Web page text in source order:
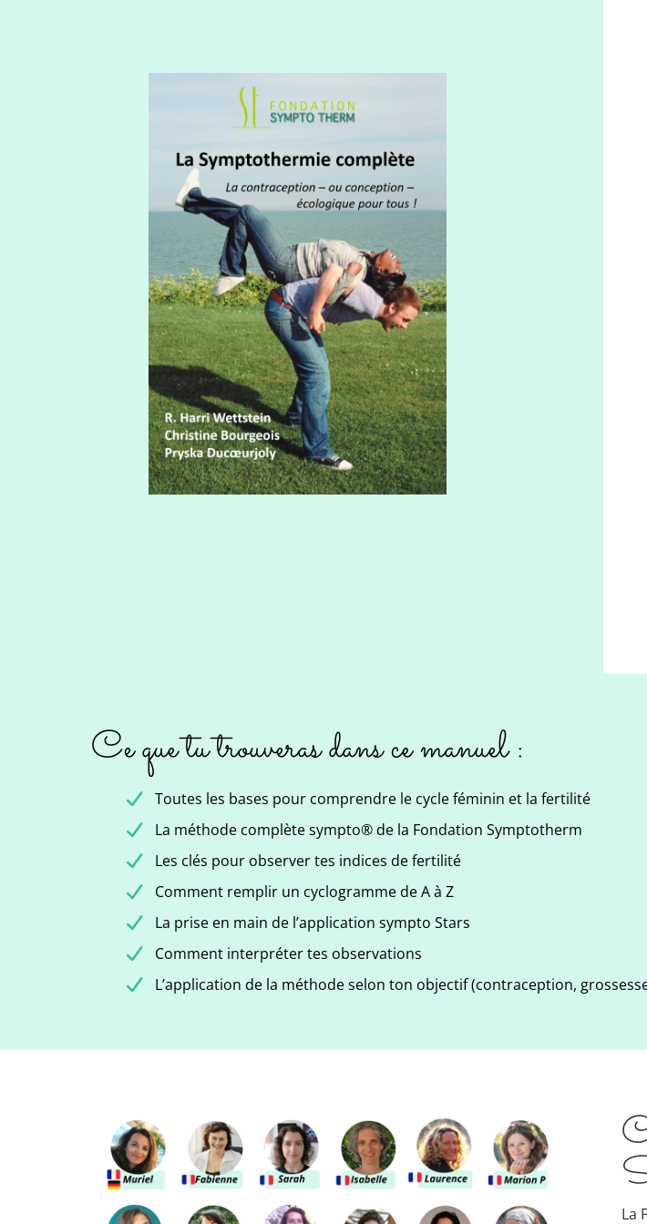
Ce que tu trouveras dans ce manuel :
Toutes les bases pour comprendre le cycle féminin et la fertilité
La méthode complète sympto® de la Fondation Symptotherm
Les clés pour observer tes indices de fertilité
Comment remplir un cyclogramme de A à Z
La prise en main de l’application sympto Stars
Comment interpréter tes observations
L’application de la méthode selon ton objectif (contraception,
La